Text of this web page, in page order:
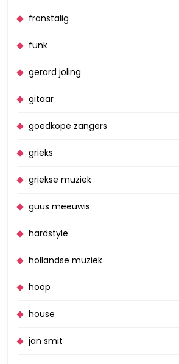
franstalig
funk
gerard joling
gitaar
goedkope zangers
grieks
griekse muziek
guus meeuwis
hardstyle
hollandse muziek
hoop
house
jan smit